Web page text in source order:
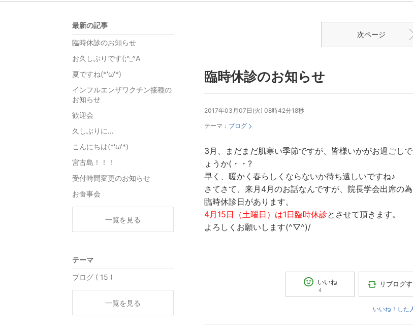
次ページ
臨時休診のお知らせ
2017年03月07日(火) 08時42分18秒
テーマ： ブログ
3月、まだまだ肌寒い季節ですが、皆様いかがお過ごし
ょうか(・・?
早く、暖かく春らしくならないか待ち遠しいですね♪
さてさて、来月4月のお話なんですが、院長学会出席の為
臨時休診日があります。
4月15日（土曜日）は1日臨時休診とさせて頂きます。
よろしくお願いします(^▽^)/
いいね
4
リブログ
いいね！した
最新の記事
臨時休診のお知らせ
お久しぶりです(;^_^A
夏ですね(*'ω'*)
インフルエンザワクチン接種の
お知らせ
歓迎会
久しぶりに…
こんにちは(*'ω'*)
宮古島！！！
受付時間変更のお知らせ
お食事会
一覧を見る
テーマ
ブログ ( 15 )
一覧を見る